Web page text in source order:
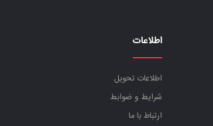
اطلاعات
اطلاعات تحویل
شرایط و ضوابط
ارتباط با ما